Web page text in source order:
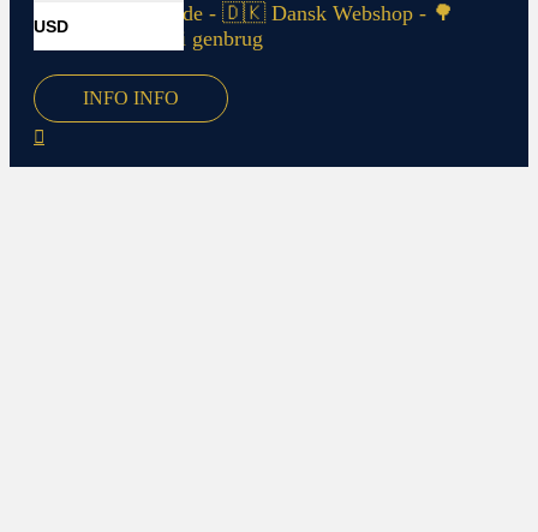
USD
levering worldwide - 🇩🇰 Dansk Webshop - 🌳
Bæredygtigt HiFi genbrug
INFO INFO